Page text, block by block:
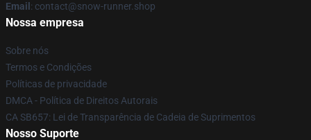
Email : contact@snow-runner.shop
Nossa empresa
Sobre nós
Termos e Condições
Políticas de privacidade
DMCA - Política de Direitos Autorais
CA SB657: Lei de Transparência de Cadeia de Suprimentos
Nosso Suporte